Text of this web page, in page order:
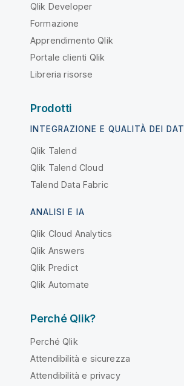
Qlik Developer
Formazione
Apprendimento Qlik
Portale clienti Qlik
Libreria risorse
Prodotti
INTEGRAZIONE E QUALITÀ DEI DATI
Qlik Talend
Qlik Talend Cloud
Talend Data Fabric
ANALISI E IA
Qlik Cloud Analytics
Qlik Answers
Qlik Predict
Qlik Automate
Perché Qlik?
Perché Qlik
Attendibilità e sicurezza
Attendibilità e privacy